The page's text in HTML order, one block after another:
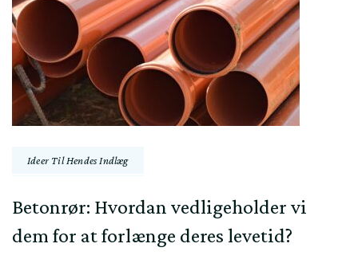
Navigation
Ideer Til Hendes Indlæg
Betonrør: Hvordan vedligeholder vi
dem for at forlænge deres levetid?